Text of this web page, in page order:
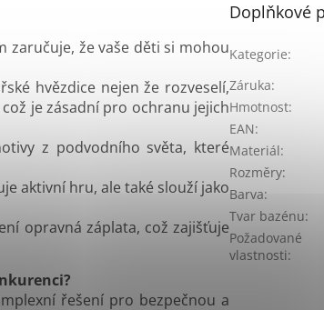
zaručuje, že vaše děti si mohou
hvězdice nejen že rozveselí,
je zásadní pro ochranu jejich
z podvodního světa, které
aktivní hru, ale také slouží jako
opravná záplata, což zajišťuje
řešení pro bezpečnou a
Doplňkové
Kategorie:
Záruka:
Hmotnost:
EAN:
Materiál:
Rozměry:
Barva:
Tvar bazénu:
Požadované
vlastnosti: